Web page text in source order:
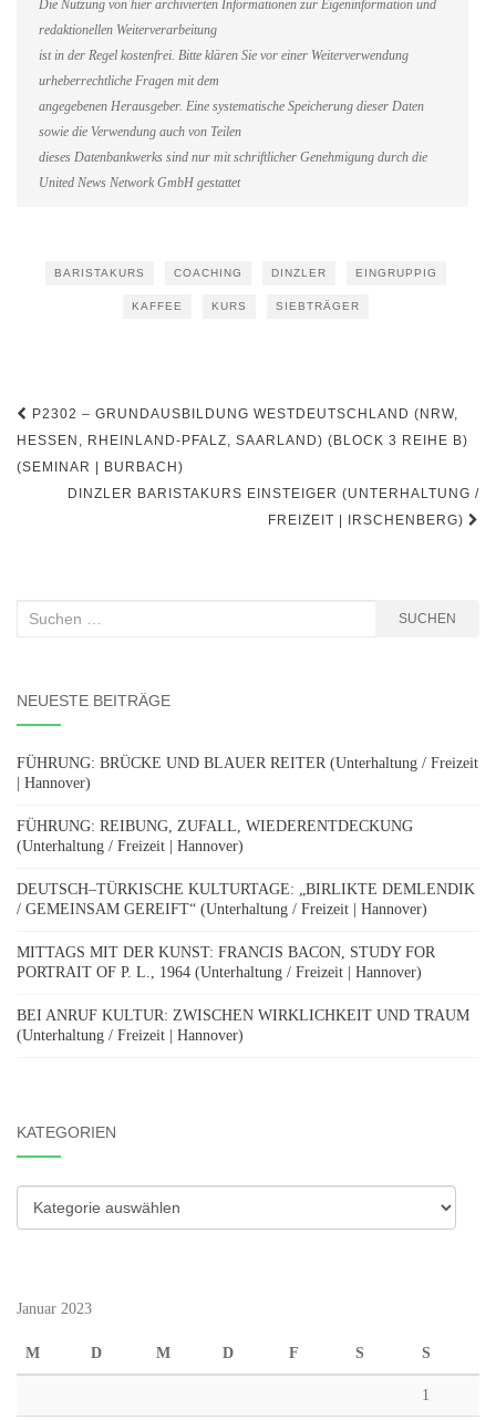
Die Nutzung von hier archivierten Informationen zur Eigeninformation und
redaktionellen Weiterverarbeitung
ist in der Regel kostenfrei. Bitte klären Sie vor einer Weiterverwendung
urheberrechtliche Fragen mit dem
angegebenen Herausgeber. Eine systematische Speicherung dieser Daten
sowie die Verwendung auch von Teilen
dieses Datenbankwerks sind nur mit schriftlicher Genehmigung durch die
United News Network GmbH gestattet
BARISTAKURS COACHING DINZLER EINGRUPPIG
KAFFEE KURS SIEBTRÄGER
Beitragsnavigation
P2302 – GRUNDAUSBILDUNG WESTDEUTSCHLAND (NRW,
HESSEN, RHEINLAND-PFALZ, SAARLAND) (BLOCK 3 REIHE B)
(SEMINAR | BURBACH)
DINZLER BARISTAKURS EINSTEIGER (UNTERHALTUNG /
FREIZEIT | IRSCHENBERG)
Suchen
SUCHEN
NEUESTE BEITRÄGE
FÜHRUNG: BRÜCKE UND BLAUER REITER (Unterhaltung / Freizeit
| Hannover)
FÜHRUNG: REIBUNG, ZUFALL, WIEDERENTDECKUNG
(Unterhaltung / Freizeit | Hannover)
DEUTSCH–TÜRKISCHE KULTURTAGE: „BIRLIKTE DEMLENDIK
/ GEMEINSAM GEREIFT“ (Unterhaltung / Freizeit | Hannover)
MITTAGS MIT DER KUNST: FRANCIS BACON, STUDY FOR
PORTRAIT OF P. L., 1964 (Unterhaltung / Freizeit | Hannover)
BEI ANRUF KULTUR: ZWISCHEN WIRKLICHKEIT UND TRAUM
(Unterhaltung / Freizeit | Hannover)
KATEGORIEN
Kategorien
Januar 2023
M D M D F S S
1